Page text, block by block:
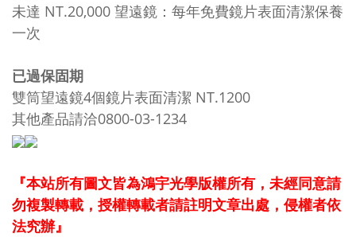
未達 NT.20,000 望遠鏡：每年免費鏡片表面清潔保養
一次
已過保固期
雙筒望遠鏡4個鏡片表面清潔 NT.1200
其他產品請洽0800-03-1234
『本站所有圖文皆為鴻宇光學版權所有，未經同意請
勿複製轉載，授權轉載者請註明文章出處，侵權者依
法究辦』